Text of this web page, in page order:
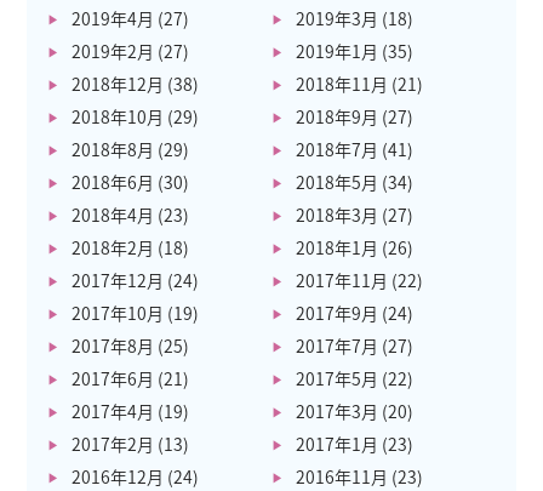
2019年4月 (27) 2019年3月 (18)
2019年2月 (27) 2019年1月 (35)
2018年12月 (38) 2018年11月 (21)
2018年10月 (29) 2018年9月 (27)
2018年8月 (29) 2018年7月 (41)
2018年6月 (30) 2018年5月 (34)
2018年4月 (23) 2018年3月 (27)
2018年2月 (18) 2018年1月 (26)
2017年12月 (24) 2017年11月 (22)
2017年10月 (19) 2017年9月 (24)
2017年8月 (25) 2017年7月 (27)
2017年6月 (21) 2017年5月 (22)
2017年4月 (19) 2017年3月 (20)
2017年2月 (13) 2017年1月 (23)
2016年12月 (24) 2016年11月 (23)